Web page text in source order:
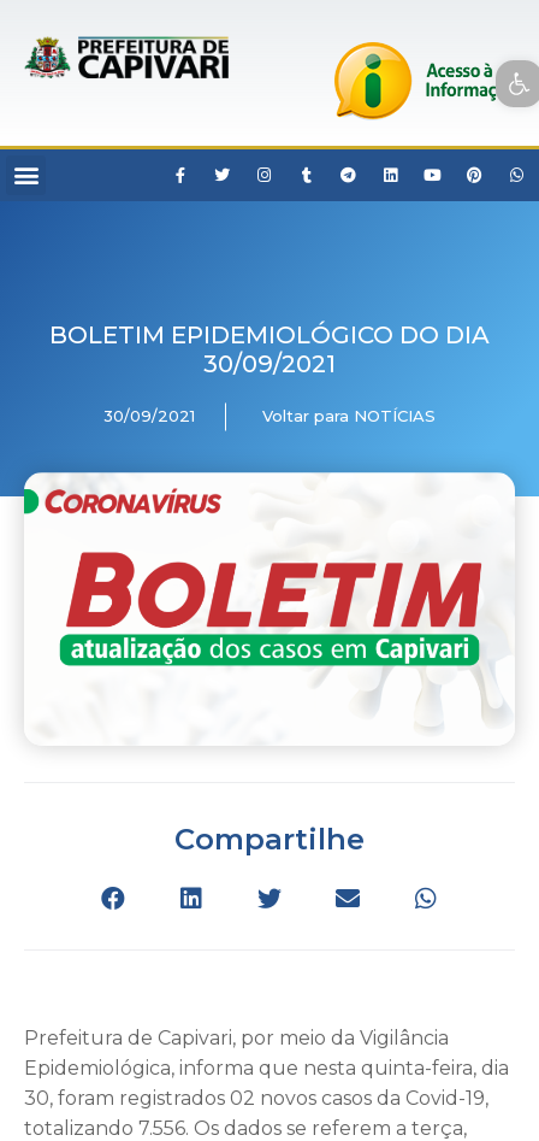
Open toolbar
BOLETIM EPIDEMIOLÓGICO DO DIA
30/09/2021
30/09/2021 Voltar para NOTÍCIAS
Compartilhe
Prefeitura de Capivari, por meio da Vigilância
Epidemiológica, informa que nesta quinta-feira, dia
30, foram registrados 02 novos casos da Covid-19,
totalizando 7.556. Os dados se referem a terça,